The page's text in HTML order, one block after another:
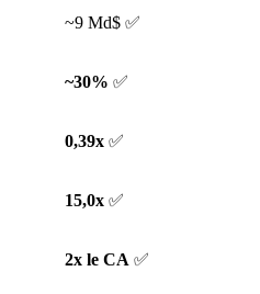
~9 Md$ ✅
~30% ✅
0,39x ✅
15,0x ✅
2x le CA ✅